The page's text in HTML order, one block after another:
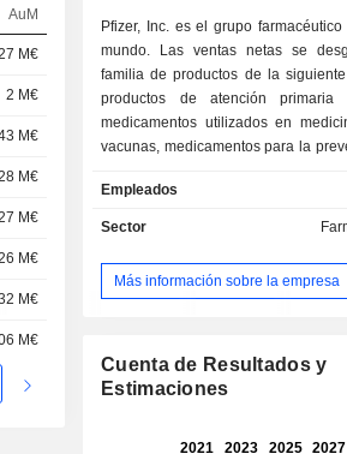
AuM
M€
2 M€
M€
M€
M€
M€
M€
M€
Pfizer, Inc. es el grupo farmacéutico
mundo. Las ventas netas se
familia de productos de la siguiente
productos de atención primaria
medicamentos utilizados en
vacunas, medicamentos para la
productos basados en ARNm, etc.; - productos
de cuidados especializados
hospitales y para el
enfermedades raras,
representa el 60,8 % de las ventas
Empleados
Sector
Más información sobre la empresa
Cuenta de Resultados y
Estimaciones